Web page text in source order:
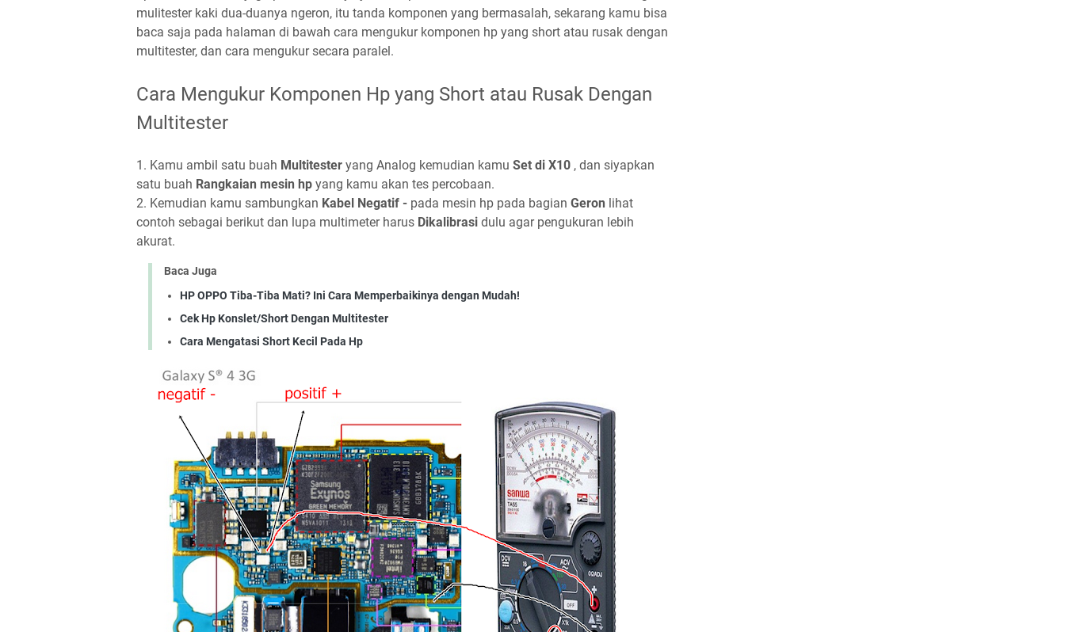
mulitester kaki dua-duanya ngeron, itu tanda komponen yang bermasalah, sekarang kamu bisa
baca saja pada halaman di bawah cara mengukur komponen hp yang short atau rusak dengan
multitester, dan cara mengukur secara paralel.
Cara Mengukur Komponen Hp yang Short atau Rusak Dengan
Multitester
1. Kamu ambil satu buah Multitester yang Analog kemudian kamu Set di X10 , dan siyapkan
satu buah Rangkaian mesin hp yang kamu akan tes percobaan.
2. Kemudian kamu sambungkan Kabel Negatif - pada mesin hp pada bagian Geron lihat
contoh sebagai berikut dan lupa multimeter harus Dikalibrasi dulu agar pengukuran lebih
akurat.
Baca Juga
HP OPPO Tiba-Tiba Mati? Ini Cara Memperbaikinya dengan Mudah!
Cek Hp Konslet/Short Dengan Multitester
Cara Mengatasi Short Kecil Pada Hp